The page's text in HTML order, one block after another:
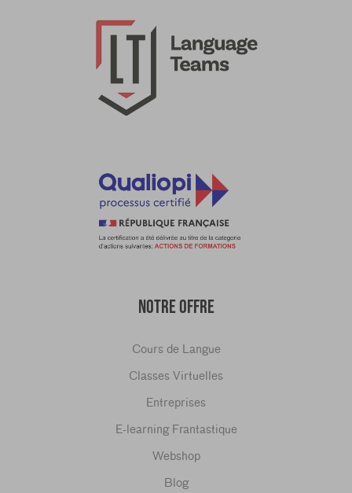
NOTRE OFFRE
Cours de Langue
Classes Virtuelles
Entreprises
E-learning Frantastique
Webshop
Blog